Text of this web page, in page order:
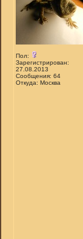
Пол:
Зарегистрирован:
27.08.2013
Сообщения: 64
Откуда: Москва